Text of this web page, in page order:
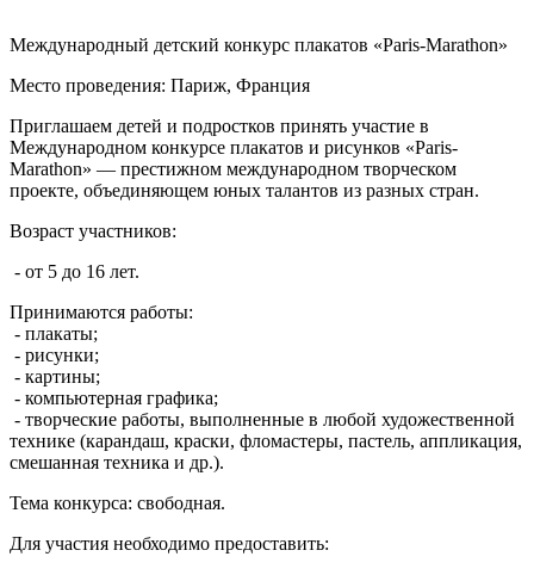
Международный детский конкурс плакатов «Paris-Marathon»
Место проведения: Париж, Франция
Приглашаем детей и подростков принять участие в
Международном конкурсе плакатов и рисунков «Paris-
Marathon» — престижном международном творческом
проекте, объединяющем юных талантов из разных стран.
Возраст участников:
- от 5 до 16 лет.
Принимаются работы:
- плакаты;
- рисунки;
- картины;
- компьютерная графика;
- творческие работы, выполненные в любой художественной
технике (карандаш, краски, фломастеры, пастель, аппликация,
смешанная техника и др.).
Тема конкурса: свободная.
Для участия необходимо предоставить: